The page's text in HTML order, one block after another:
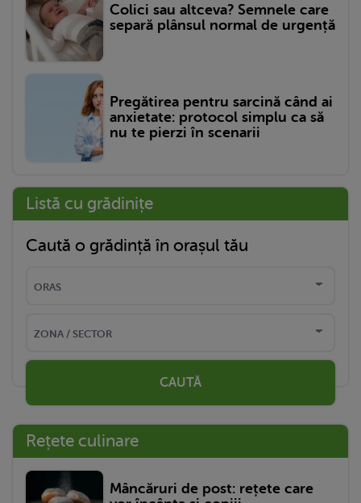
Colici sau altceva? Semnele care
separă plânsul normal de urgență
Pregătirea pentru sarcină când ai
anxietate: protocol simplu ca să
nu te pierzi în scenarii
Listă cu grădinițe
Caută o grădință în orașul tău
CAUTĂ
Rețete culinare
Mâncăruri de post: rețete care